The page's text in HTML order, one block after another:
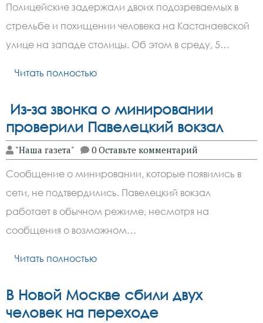
Полицейские задержали двоих подозреваемых в
стрельбе и похищении человека на Кастанаевской
улице на западе столицы. Об этом в среду, 5…
Читать полностью
Из-за звонка о минировании
проверили Павелецкий вокзал
"Наша газета" 0 Оставьте комментарий
Сообщение о минировании, которые появились в
сети, не подтвердились. Павелецкий вокзал
работает в обычном режиме, несмотря на
сообщения о возможном…
Читать полностью
В Новой Москве сбили двух
человек на переходе